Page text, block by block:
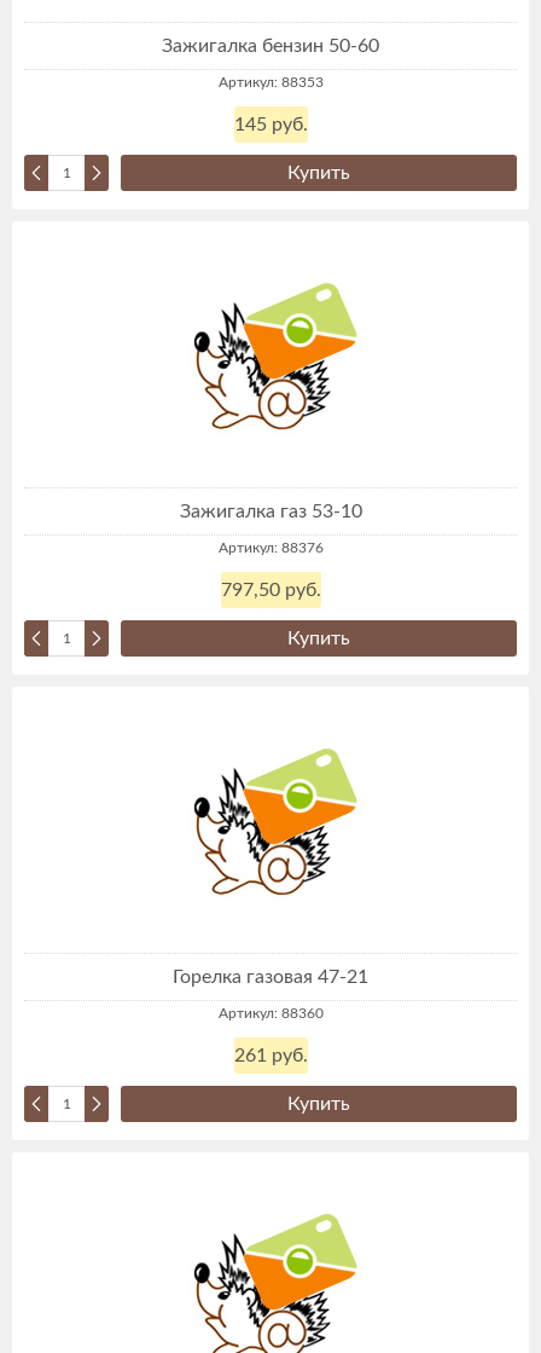
Зажигалка бензин 50-60
Артикул: 88353
145 руб.
Купить
Зажигалка газ 53-10
Артикул: 88376
797,50 руб.
Купить
Горелка газовая 47-21
Артикул: 88360
261 руб.
Купить